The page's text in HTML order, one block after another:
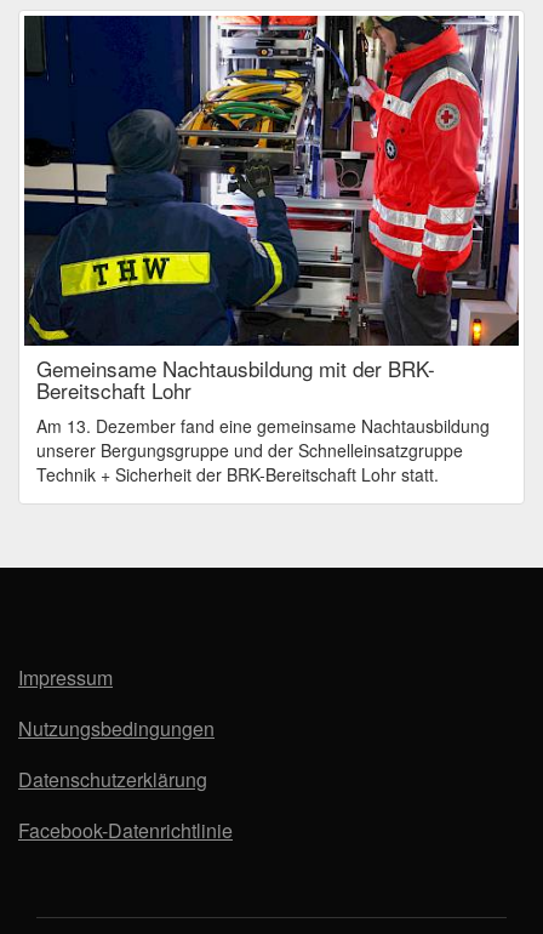
Gemeinsame Nachtausbildung mit der BRK-
Bereitschaft Lohr
Am 13. Dezember fand eine gemeinsame Nachtausbildung
unserer Bergungsgruppe und der Schnelleinsatzgruppe
Technik + Sicherheit der BRK-Bereitschaft Lohr statt.
Impressum
Nutzungsbedingungen
Datenschutzerklärung
Facebook-Datenrichtlinie